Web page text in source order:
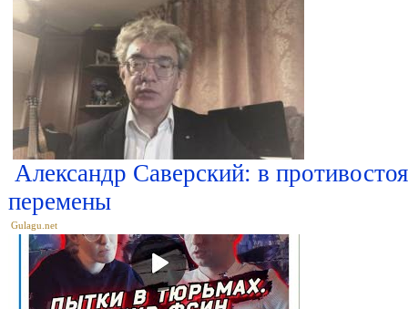
Александр Саверский: в
перемены
Gulagu.net